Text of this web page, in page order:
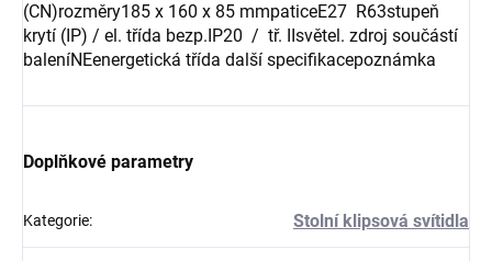
(CN)rozměry185 x 160 x 85 mmpaticeE27 R63stupeň
krytí (IP) / el. třída bezp.IP20 / tř. IIsvětel. zdroj součástí
baleníNEenergetická třída další specifikacepoznámka
Doplňkové parametry
Kategorie: Stolní klipsová svítidla